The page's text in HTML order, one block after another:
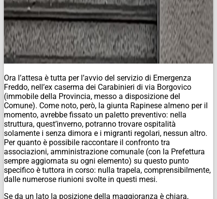
Ora l’attesa è tutta per l’avvio del servizio di Emergenza
Freddo, nell’ex caserma dei Carabinieri di via Borgovico
(immobile della Provincia, messo a disposizione del
Comune). Come noto, però, la giunta Rapinese almeno per il
momento, avrebbe fissato un paletto preventivo: nella
struttura, quest’inverno, potranno trovare ospitalità
solamente i senza dimora e i migranti regolari, nessun altro.
Per quanto è possibile raccontare il confronto tra
associazioni, amministrazione comunale (con la Prefettura
sempre aggiornata su ogni elemento) su questo punto
specifico è tuttora in corso: nulla trapela, comprensibilmente,
dalle numerose riunioni svolte in questi mesi.
Se da un lato la posizione della maggioranza è chiara,